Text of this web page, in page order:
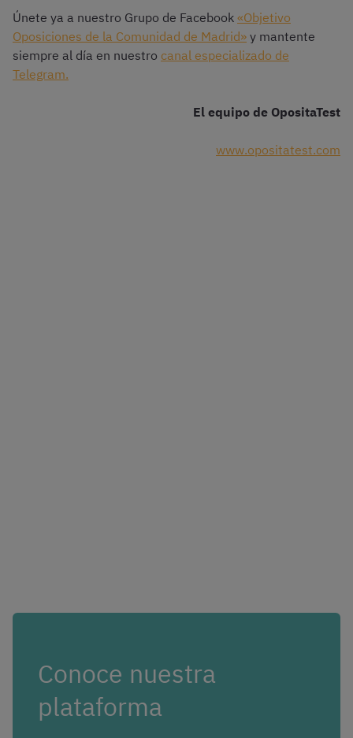
Únete ya a nuestro Grupo de Facebook «Objetivo
Oposiciones de la Comunidad de Madrid» y mantente
siempre al día en nuestro canal especializado de
Telegram.
El equipo de OpositaTest
www.opositatest.com
Conoce nuestra
plataforma